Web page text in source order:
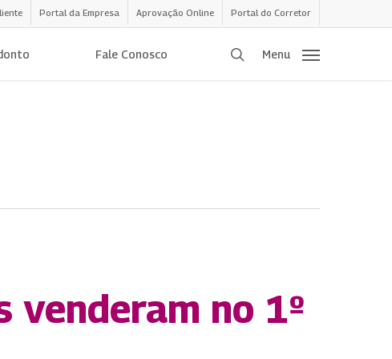
Portal da Empresa Aprovação Online Portal do Corretor
Fale Conosco procurar
Menu
venderam no 1º